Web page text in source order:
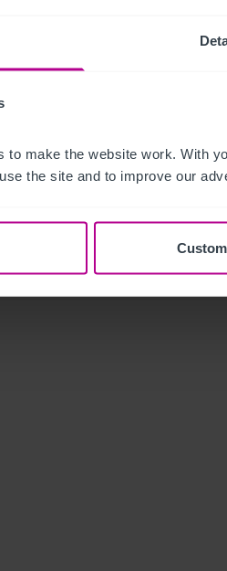
to make the website work. With
the site and to improve our